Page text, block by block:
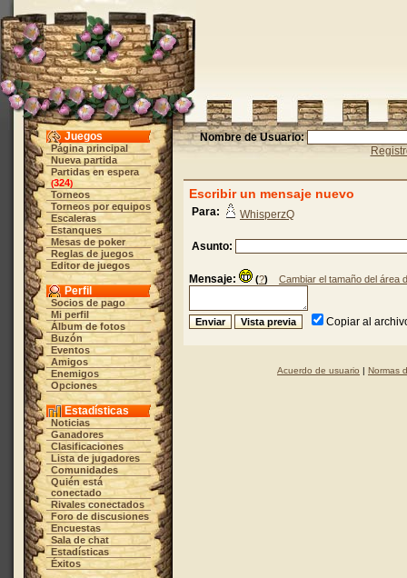
Juegos
Página principal
Nueva partida
Partidas en espera
(324)
Torneos
Torneos por equipos
Escaleras
Estanques
Mesas de poker
Reglas de juegos
Editor de juegos
Perfil
Socios de pago
Mi perfil
Álbum de fotos
Buzón
Eventos
Amigos
Enemigos
Opciones
Estadísticas
Noticias
Ganadores
Clasificaciones
Lista de jugadores
Comunidades
Quién está
conectado
Rivales conectados
Foro de discusiones
Encuestas
Sala de chat
Estadísticas
Éxitos
Nombre de Usuario:
Escribir un mensaje nuevo
Para: WhisperzQ
Asunto:
Mensaje: (?) Cambiar el tamaño del área
Copiar al
Acuerdo de usuario | Normas